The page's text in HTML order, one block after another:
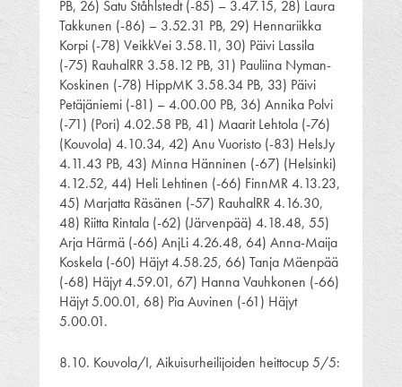
PB, 26) Satu Ståhlstedt (-85) – 3.47.15, 28) Laura
Takkunen (-86) – 3.52.31 PB, 29) Hennariikka
Korpi (-78) VeikkVei 3.58.11, 30) Päivi Lassila
(-75) RauhalRR 3.58.12 PB, 31) Pauliina Nyman-
Koskinen (-78) HippMK 3.58.34 PB, 33) Päivi
Petäjäniemi (-81) – 4.00.00 PB, 36) Annika Polvi
(-71) (Pori) 4.02.58 PB, 41) Maarit Lehtola (-76)
(Kouvola) 4.10.34, 42) Anu Vuoristo (-83) HelsJy
4.11.43 PB, 43) Minna Hänninen (-67) (Helsinki)
4.12.52, 44) Heli Lehtinen (-66) FinnMR 4.13.23,
45) Marjatta Räsänen (-57) RauhalRR 4.16.30,
48) Riitta Rintala (-62) (Järvenpää) 4.18.48, 55)
Arja Härmä (-66) AnjLi 4.26.48, 64) Anna-Maija
Koskela (-60) Häjyt 4.58.25, 66) Tanja Mäenpää
(-68) Häjyt 4.59.01, 67) Hanna Vauhkonen (-66)
Häjyt 5.00.01, 68) Pia Auvinen (-61) Häjyt
5.00.01.
8.10. Kouvola/I, Aikuisurheilijoiden heittocup 5/5: